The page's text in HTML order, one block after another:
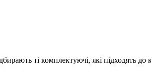
ті комплектуючі, які підходять до